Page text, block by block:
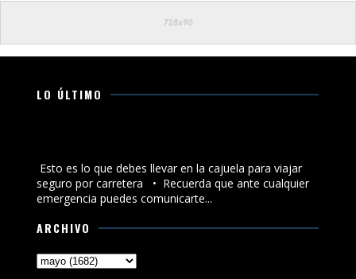
LO ÚLTIMO
Esto es lo que debes llevar en la cajuela para viajar
seguro por carretera •⁠ ⁠Recuerda que ante cualquier
emergencia puedes comunicarte...
ARCHIVO